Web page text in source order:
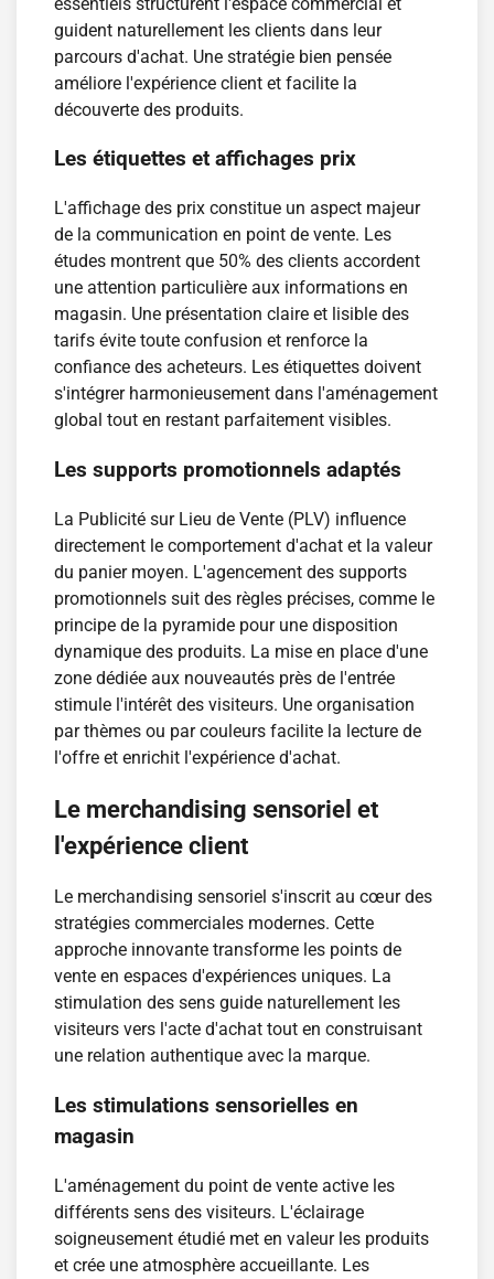
guident naturellement les clients dans leur
parcours d'achat. Une stratégie bien pensée
améliore l'expérience client et facilite la
découverte des produits.
Les étiquettes et affichages prix
L'affichage des prix constitue un aspect majeur
de la communication en point de vente. Les
études montrent que 50% des clients accordent
une attention particulière aux informations en
magasin. Une présentation claire et lisible des
tarifs évite toute confusion et renforce la
confiance des acheteurs. Les étiquettes doivent
s'intégrer harmonieusement dans l'aménagement
global tout en restant parfaitement visibles.
Les supports promotionnels adaptés
La Publicité sur Lieu de Vente (PLV) influence
directement le comportement d'achat et la valeur
du panier moyen. L'agencement des supports
promotionnels suit des règles précises, comme le
principe de la pyramide pour une disposition
dynamique des produits. La mise en place d'une
zone dédiée aux nouveautés près de l'entrée
stimule l'intérêt des visiteurs. Une organisation
par thèmes ou par couleurs facilite la lecture de
l'offre et enrichit l'expérience d'achat.
Le merchandising sensoriel et
l'expérience client
Le merchandising sensoriel s'inscrit au cœur des
stratégies commerciales modernes. Cette
approche innovante transforme les points de
vente en espaces d'expériences uniques. La
stimulation des sens guide naturellement les
visiteurs vers l'acte d'achat tout en construisant
une relation authentique avec la marque.
Les stimulations sensorielles en
magasin
L'aménagement du point de vente active les
différents sens des visiteurs. L'éclairage
soigneusement étudié met en valeur les produits
et crée une atmosphère accueillante. Les